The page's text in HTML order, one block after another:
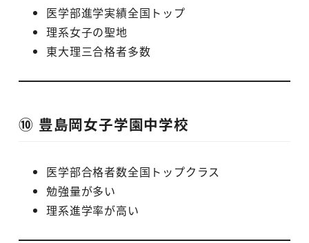
医学部進学実績全国トップ
理系女子の聖地
東大理三合格者多数
⑩ 豊島岡女子学園中学校
医学部合格者数全国トップクラス
勉強量が多い
理系進学率が高い